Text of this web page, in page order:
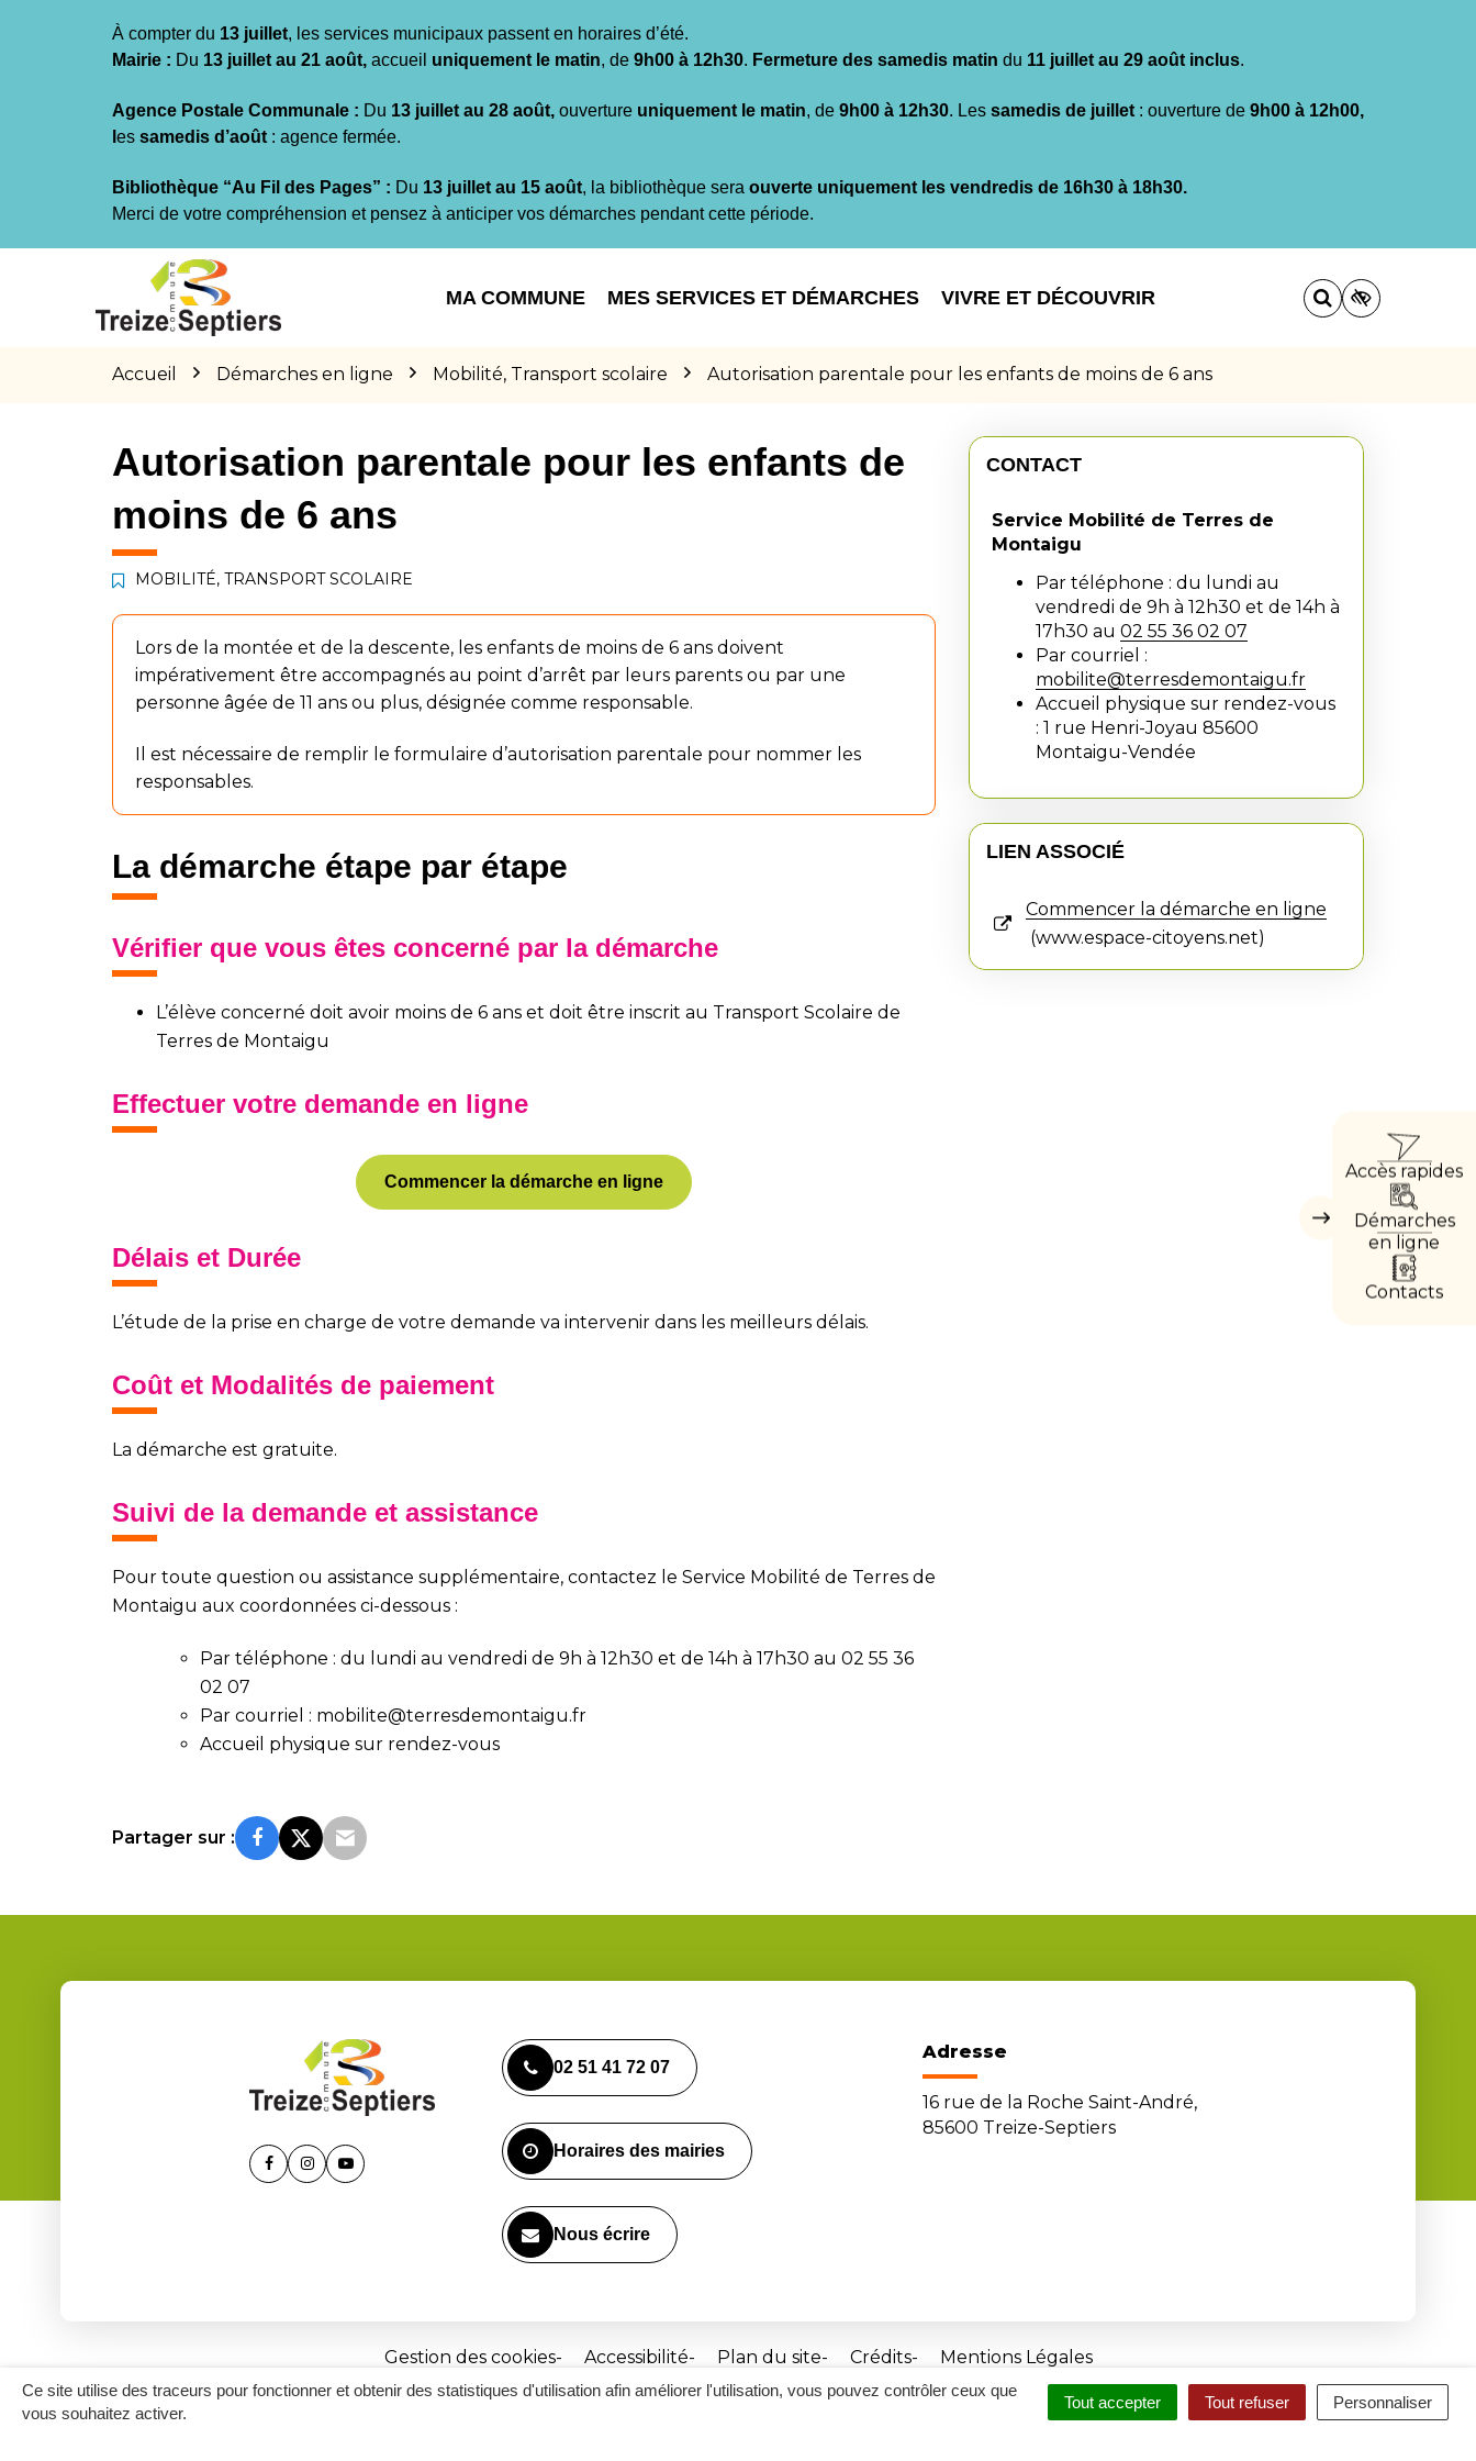
Ce site utilise des traceurs pour fonctionner et obtenir des statistiques d'utilisation afin améliorer l'utilisation, vous pouvez contrôler ceux que
vous souhaitez activer.
Tout accepter Tout refuser Personnaliser
À compter du 13 juillet, les services municipaux passent en horaires d’été.
Mairie : Du 13 juillet au 21 août, accueil uniquement le matin, de 9h00 à 12h30. Fermeture des samedis matin du 11 juillet au 29 août inclus.
Agence Postale Communale : Du 13 juillet au 28 août, ouverture uniquement le matin, de 9h00 à 12h30. Les samedis de juillet : ouverture de 9h00 à 12h00,
es samedis d’août : agence fermée.
Bibliothèque “Au Fil des Pages” : Du 13 juillet au 15 août, la bibliothèque sera ouverte uniquement les vendredis de 16h30 à 18h30.
Merci de votre compréhension et pensez à anticiper vos démarches pendant cette période.
MA COMMUNE MES SERVICES ET DÉMARCHES VIVRE ET DÉCOUVRIR
Accueil Démarches en ligne Mobilité, Transport scolaire Autorisation parentale pour les enfants de moins de 6 ans
Masquer
Accès rapides
Démarches
en ligne
Contacts
Autorisation parentale pour les enfants de
moins de 6 ans
MOBILITÉ, TRANSPORT SCOLAIRE
Lors de la montée et de la descente, les enfants de moins de 6 ans doivent
impérativement être accompagnés au point d’arrêt par leurs parents ou par une
personne âgée de 11 ans ou plus, désignée comme responsable.
Il est nécessaire de remplir le formulaire d’autorisation parentale pour nommer les
responsables.
La démarche étape par étape
Vérifier que vous êtes concerné par la démarche
L’élève concerné doit avoir moins de 6 ans et doit être inscrit au Transport Scolaire de
Terres de Montaigu
Effectuer votre demande en ligne
Commencer la démarche en ligne
Délais et Durée
L’étude de la prise en charge de votre demande va intervenir dans les meilleurs délais.
Coût et Modalités de paiement
La démarche est gratuite.
Suivi de la demande et assistance
Pour toute question ou assistance supplémentaire, contactez le Service Mobilité de Terres de
Montaigu aux coordonnées ci-dessous :
Par téléphone : du lundi au vendredi de 9h à 12h30 et de 14h à 17h30 au 02 55 36
02 07
Par courriel : mobilite@terresdemontaigu.fr
Accueil physique sur rendez-vous
CONTACT
Service Mobilité de Terres de
Montaigu
Par téléphone : du lundi au
vendredi de 9h à 12h30 et de 14h à
17h30 au 02 55 36 02 07
Par courriel :
mobilite@terresdemontaigu.fr
Accueil physique sur rendez-vous
: 1 rue Henri-Joyau 85600
Montaigu-Vendée
LIEN ASSOCIÉ
Commencer la démarche en ligne
www.espace-citoyens.net
Partager sur :
Lien Lien Lien
02 51 41 72 07
Horaires des mairies
Nous écrire
Adresse
16 rue de la Roche Saint-André,
85600 Treize-Septiers
Gestion des cookies Accessibilité Plan du site Crédits Mentions Légales